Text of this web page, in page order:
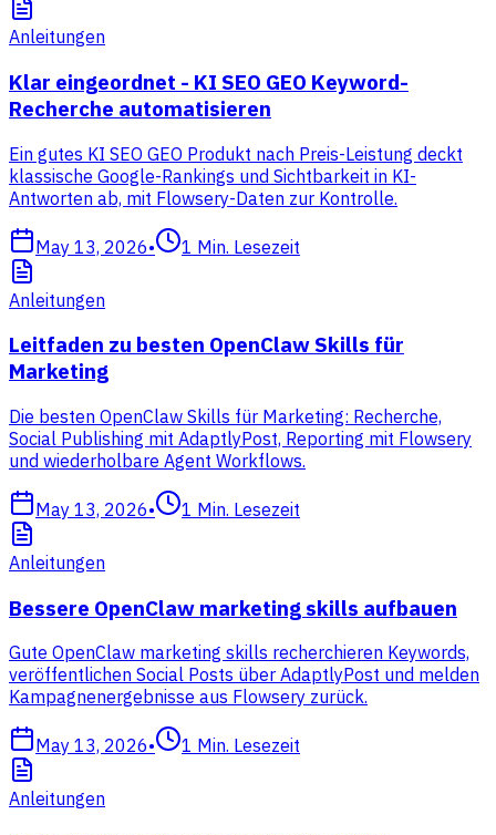
Anleitungen
Klar eingeordnet - KI SEO GEO Keyword-
Recherche automatisieren
Ein gutes KI SEO GEO Produkt nach Preis-Leistung deckt
klassische Google-Rankings und Sichtbarkeit in KI-
Antworten ab, mit Flowsery-Daten zur Kontrolle.
May 13, 2026• 1 Min. Lesezeit
Anleitungen
Leitfaden zu besten OpenClaw Skills für
Marketing
Die besten OpenClaw Skills für Marketing: Recherche,
Social Publishing mit AdaptlyPost, Reporting mit Flowsery
und wiederholbare Agent Workflows.
May 13, 2026• 1 Min. Lesezeit
Anleitungen
Bessere OpenClaw marketing skills aufbauen
Gute OpenClaw marketing skills recherchieren Keywords,
veröffentlichen Social Posts über AdaptlyPost und melden
Kampagnenergebnisse aus Flowsery zurück.
May 13, 2026• 1 Min. Lesezeit
Anleitungen